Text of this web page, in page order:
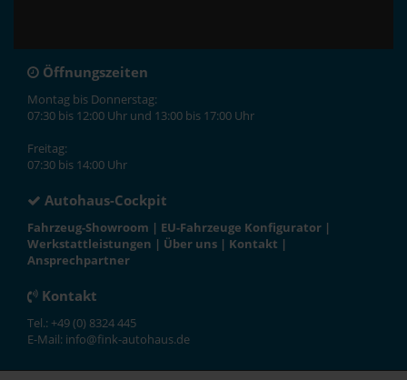
Öffnungszeiten
Montag bis Donnerstag:
07:30 bis 12:00 Uhr und 13:00 bis 17:00 Uhr
Freitag:
07:30 bis 14:00 Uhr
Autohaus-Cockpit
Fahrzeug-Showroom | EU-Fahrzeuge Konfigurator |
Werkstattleistungen | Über uns | Kontakt |
Ansprechpartner
Kontakt
Tel.: +49 (0) 8324 445
E-Mail: info@fink-autohaus.de